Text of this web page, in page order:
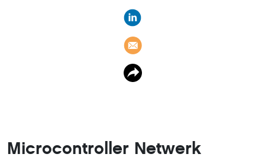
Microcontroller Netwerk